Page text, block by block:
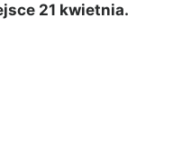
21 kwietnia.